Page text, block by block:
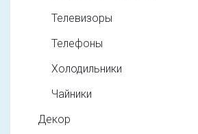
Телевизоры
Телефоны
Холодильники
Чайники
Декор